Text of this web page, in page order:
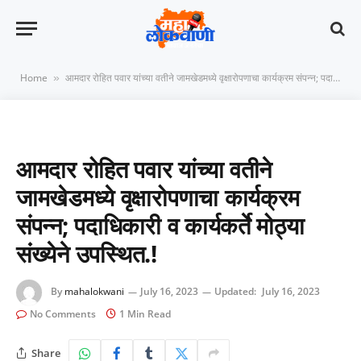
Home » आमदार रोहित पवार यांच्या वतीने जामखेडमध्ये वृक्षारोपणाचा कार्यक्रम संपन्न; पदाधिकारी व कार्यकर्ते मोठ्या संख्येने उपस्थित.!
आमदार रोहित पवार यांच्या वतीने
जामखेडमध्ये वृक्षारोपणाचा कार्यक्रम
संपन्न; पदाधिकारी व कार्यकर्ते मोठ्या
संख्येने उपस्थित.!
By mahalokwani July 16, 2023 Updated: July 16, 2023
No Comments
1 Min Read
Share